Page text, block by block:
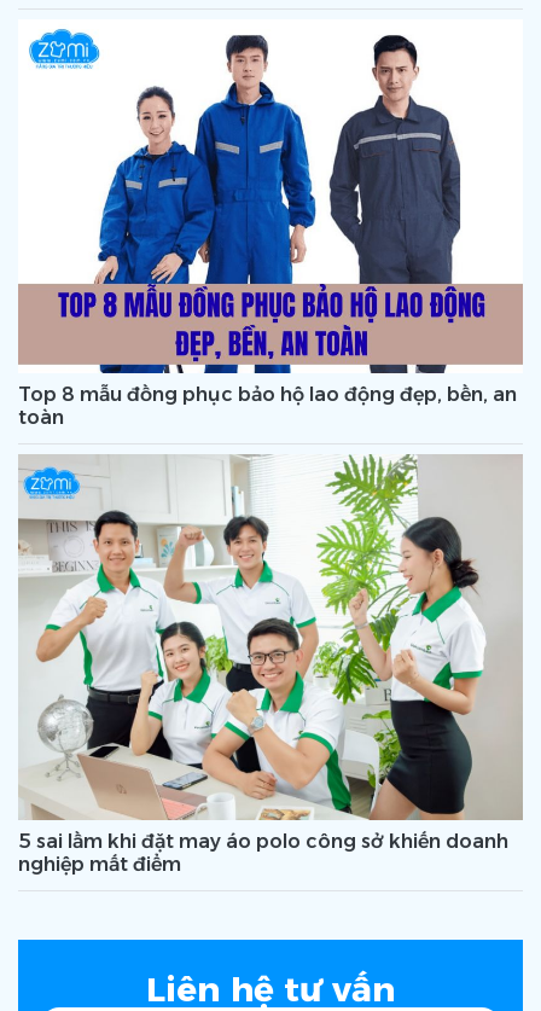
Top 8 mẫu đồng phục bảo hộ lao động đẹp, bền, an
toàn
5 sai lầm khi đặt may áo polo công sở khiến doanh
nghiệp mất điểm
Liên hệ tư vấn